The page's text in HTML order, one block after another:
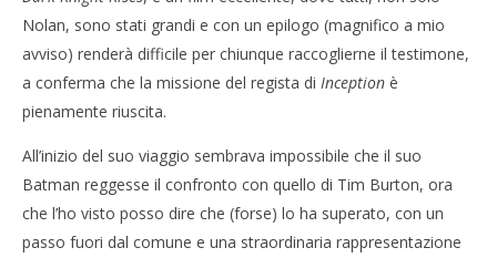
Nolan, sono stati grandi e con un epilogo (magnifico a mio
avviso) renderà difficile per chiunque raccoglierne il testimone,
a conferma che la missione del regista di Inception è
pienamente riuscita.
All’inizio del suo viaggio sembrava impossibile che il suo
Batman reggesse il confronto con quello di Tim Burton, ora
che l’ho visto posso dire che (forse) lo ha superato, con un
passo fuori dal comune e una straordinaria rappresentazione